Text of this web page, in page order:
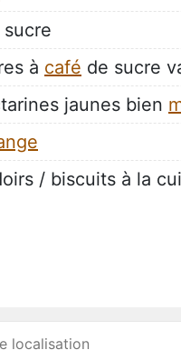
à café de sucre
jaunes bien
/ biscuits à la